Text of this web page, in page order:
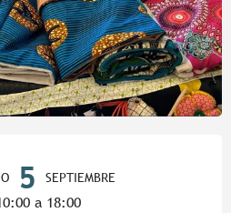
5 SEPTIEMBRE
a 18:00